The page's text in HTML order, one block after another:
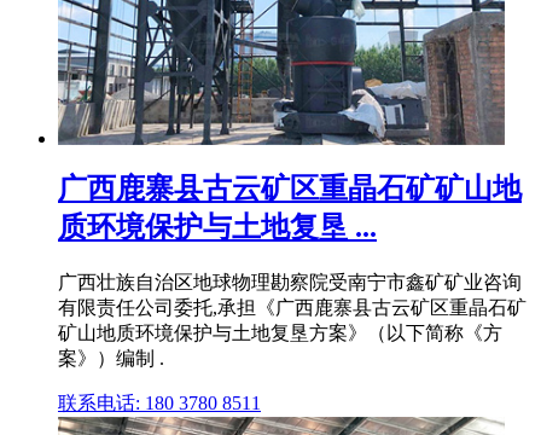
广西鹿寨县古云矿区重晶石矿矿山地
质环境保护与土地复垦 ...
广西壮族自治区地球物理勘察院受南宁市鑫矿矿业咨询
有限责任公司委托,承担《广西鹿寨县古云矿区重晶石矿
矿山地质环境保护与土地复垦方案》（以下简称《方
案》）编制 .
联系电话: 180 3780 8511